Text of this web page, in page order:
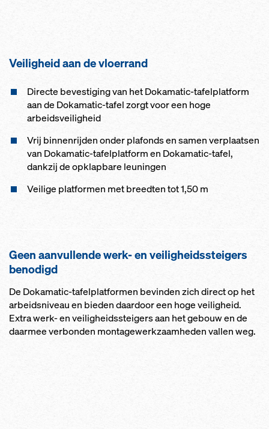
Veiligheid aan de vloerrand
Directe bevestiging van het Dokamatic-tafelplatform
aan de Dokamatic-tafel zorgt voor een hoge
arbeidsveiligheid
Vrij binnenrijden onder plafonds en samen verplaatsen
van Dokamatic-tafelplatform en Dokamatic-tafel,
dankzij de opklapbare leuningen
Veilige platformen met breedten tot 1,50 m
Geen aanvullende werk- en veiligheidssteigers
benodigd
De Dokamatic-tafelplatformen bevinden zich direct op het
arbeidsniveau en bieden daardoor een hoge veiligheid.
Extra werk- en veiligheidssteigers aan het gebouw en de
daarmee verbonden montagewerkzaamheden vallen weg.